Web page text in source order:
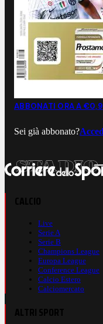
ABBONATI ORA A
Sei già abbonato?
Live
Serie A
Serie B
Champions League
Europa League
Conference League
Calcio Estero
Calciomercato